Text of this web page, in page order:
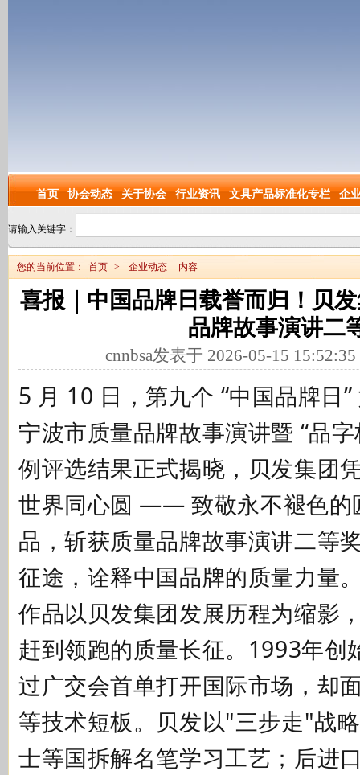
首页 协会动态 关于协会 行业资讯 文具产品标准化专栏 企
请输入关键字：
您的当前位置： 首页 > 企业动态 内容
喜报｜中国品牌日载誉而归！贝
品牌故事演讲二
cnnbsa发表于 2026-05-15
5 月 10 日，第九个 “中国品牌日
宁波市质量品牌故事演讲暨 “品
例评选结果正式揭晓，贝发集团
世界同心圆 —— 致敬永不褪色的
品，斩获质量品牌故事演讲二等
征途，诠释中国品牌的质量力量
作品以贝发集团发展历程为缩影
赶到领跑的质量长征。 1993年创
过广交会首单打开国际市场，却
等技术短板。
贝发以"三步走"战
士等国拆解名笔学习工艺；后进